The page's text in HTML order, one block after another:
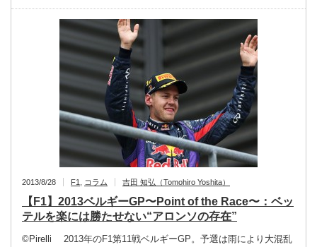
2013/8/28 F1 コラム 吉田 知弘（Tomohiro Yoshita）
【F1】2013ベルギーGP〜Point of the Race〜：ベッ
テルを楽には勝たせない“アロンソの存在”
©Pirelli 2013年のF1第11戦ベルギーGP。予選は雨により大混乱